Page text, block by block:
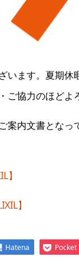
います。夏期
ご協力のほどよ
案内文書とな
】
】
Hatena Pocket